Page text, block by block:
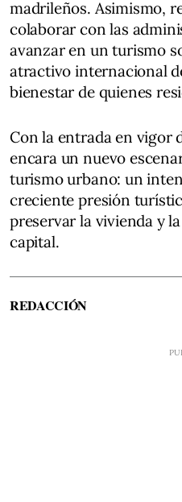
madrileños. Asimismo,
colaborar con las
avanzar en un turismo
atractivo internacional
bienestar de quienes
Con la entrada en vigor
encara un nuevo
turismo urbano: un
creciente presión
preservar la vivienda y
capital.
REDACCIÓN